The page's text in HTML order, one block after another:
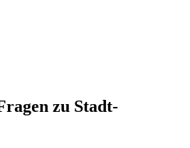
zu Stadt-